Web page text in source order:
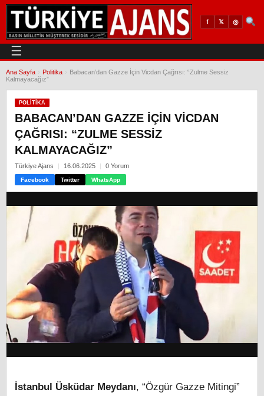
f 𝕏 ◎
☰
Ana Sayfa Politika
Babacan’dan Gazze İçin Vicdan Çağrısı: “Zulme Sessiz
Kalmayacağız”
POLITIKA
BABACAN’DAN GAZZE İÇIN VICDAN
ÇAĞRISI: “ZULME SESSIZ
KALMAYACAĞIZ”
Türkiye Ajans 16.06.2025 0 Yorum
Facebook Twitter WhatsApp
İstanbul Üsküdar Meydanı, “Özgür Gazze Mitingi”